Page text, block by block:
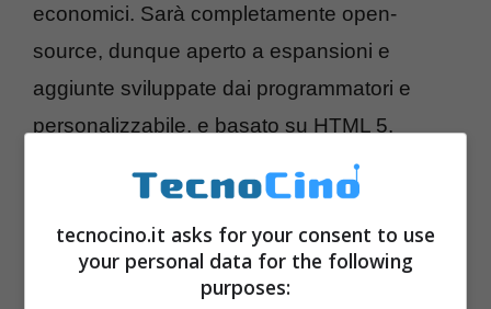
economici. Sarà completamente open-
source, dunque aperto a espansioni e
aggiunte sviluppate dai programmatori e
personalizzabile, e basato su HTML 5.
E’ dallo scorso autunno 2011 che si parla di
Firefox OS, poi a luglio è arrivata l’ufficialità
da parte di Mozilla che in un primo momento
tecnocino.it asks for your consent to use
your personal data for the following
purposes: